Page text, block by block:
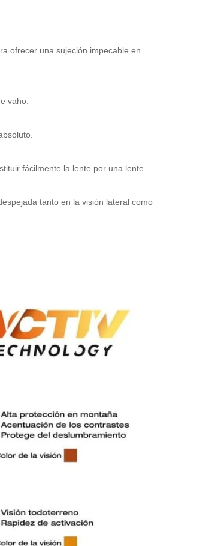
ofrecer una sujeción impecable en
vaho.
fácilmente la lente por una lente
tanto en la visión lateral como